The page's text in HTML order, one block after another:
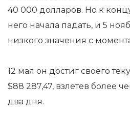
40 000 долларов. Но к
него начала падать, и 5
низкого значения с
12 мая он достиг своего
$88 287,47, взлетев более
два дня.